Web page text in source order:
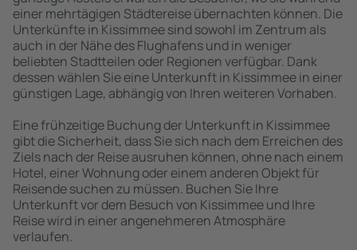
einer mehrtägigen Städtereise übernachten können. Die
Unterkünfte in Kissimmee sind sowohl im Zentrum als
auch in der Nähe des Flughafens und in weniger
beliebten Stadtteilen oder Regionen verfügbar. Dank
dessen wählen Sie eine Unterkunft in Kissimmee in einer
günstigen Lage, abhängig von Ihren weiteren Vorhaben.
Eine frühzeitige Buchung der Unterkunft in Kissimmee
gibt die Sicherheit, dass Sie sich nach dem Erreichen des
Ziels nach der Reise ausruhen können, ohne nach einem
Hotel, einer Wohnung oder einem anderen Objekt für
Reisende suchen zu müssen. Buchen Sie Ihre
Unterkunft vor dem Besuch von Kissimmee und Ihre
Reise wird in einer angenehmeren Atmosphäre
verlaufen.